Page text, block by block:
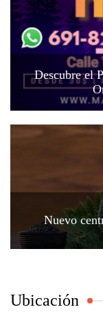
Descubre el
Nuevo
Ubicación